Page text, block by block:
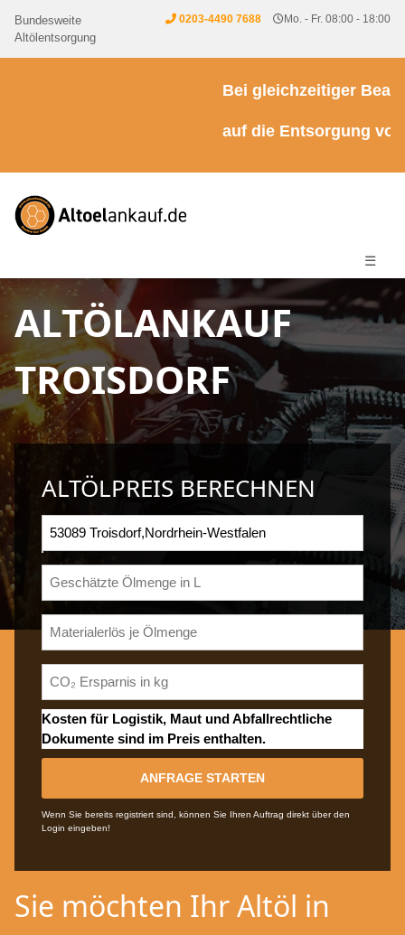
Bundesweite
Altölentsorgung
0203-4490 7688 Mo. - Fr. 08:00 - 18:00
Bei gleichzeitiger
auf die Entsorgung von
☰
ALTÖLANKAUF
TROISDORF
ALTÖLPREIS BERECHNEN
Kosten für Logistik, Maut und Abfallrechtliche
Dokumente sind im Preis enthalten.
ANFRAGE STARTEN
Wenn Sie bereits registriert sind, können Sie Ihren Auftrag direkt über den
Login eingeben!
Sie möchten Ihr Altöl in